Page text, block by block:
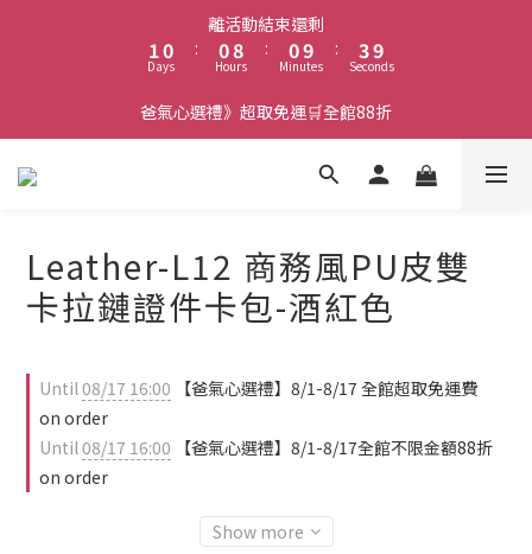
離活動結束還剩
1
0
0
Days
:
1
0
9
8
7
6
5
Hours
:
1
09
8
7
6
1
0
Minutes
:
3
2
1
0
9
8
7
6
4
1
0
Seconds
爸氣心選禮》超取免運🛒全館88折
Leather-L12 商務風PU皮雙
卡拉鏈證件卡包-酒紅色
Until08/17 16:00 【爸氣心選禮】8/1-8/17 全館超取免運費
on order
Until08/17 16:00 【爸氣心選禮】8/1-8/17全館不限金額88折
on order
Show more